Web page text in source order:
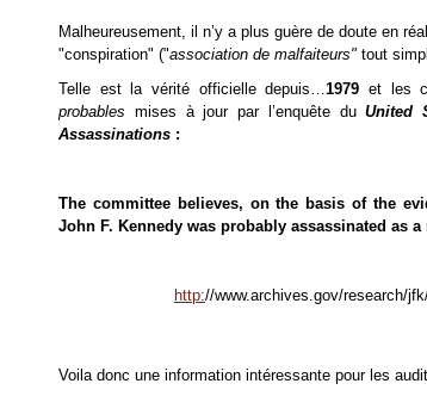
Malheureusement, il n’y a plus guère de doute en
"conspiration" ("association de malfaiteurs" tout
Telle est la vérité officielle depuis…1979 et les
probables mises à jour par l’enquête duUnited
Assassinations :
The committee believes, on the basis of the
John F. Kennedy was probably assassinated as
http://www.archives.gov/research/
Voila donc une information intéressante pour les